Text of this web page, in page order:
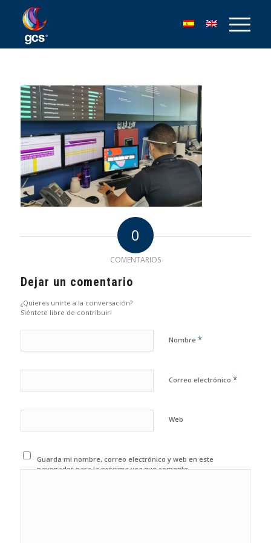
0
COMENTARIOS
Dejar un comentario
¿Quieres unirte a la conversación?
Siéntete libre de contribuir!
Nombre *
Correo electrónico *
Web
Guarda mi nombre, correo electrónico y web en este
navegador para la próxima vez que comente.